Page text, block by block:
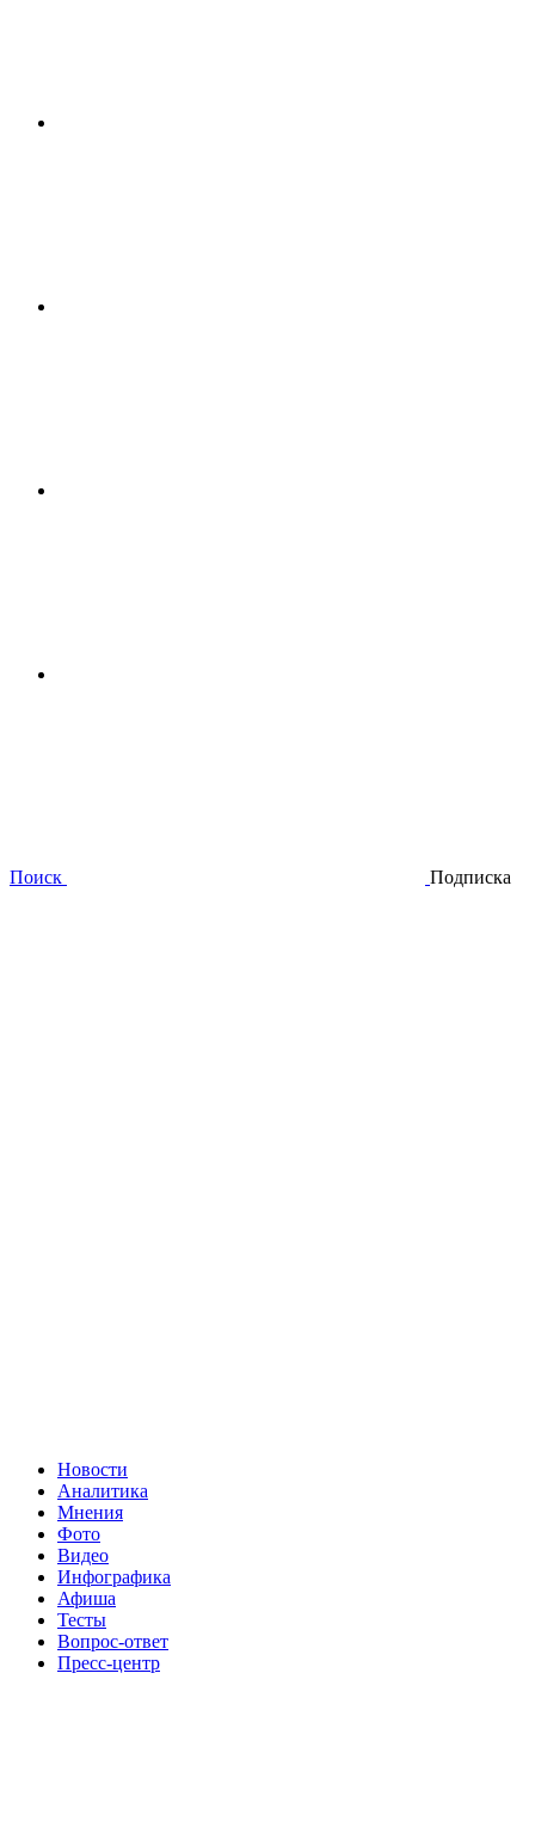
Поиск Подписка
Новости
Аналитика
Мнения
Фото
Видео
Инфографика
Афиша
Тесты
Вопрос-ответ
Пресс-центр